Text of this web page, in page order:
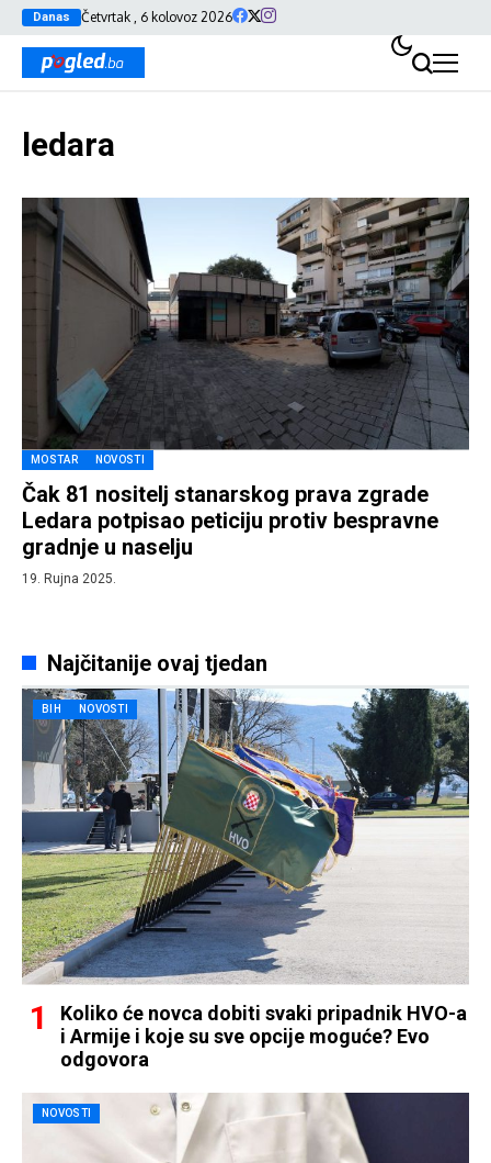
Danas Četvrtak , 6 kolovoz 2026
ledara
MOSTAR NOVOSTI
Čak 81 nositelj stanarskog prava zgrade
Ledara potpisao peticiju protiv bespravne
gradnje u naselju
19. Rujna 2025.
Najčitanije ovaj tjedan
BIH NOVOSTI
Koliko će novca dobiti svaki pripadnik HVO-a
i Armije i koje su sve opcije moguće? Evo
odgovora
NOVOSTI